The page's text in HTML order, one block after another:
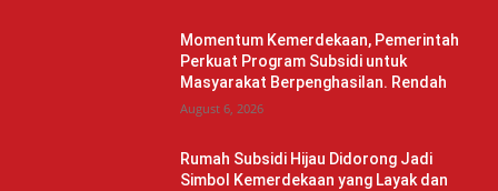
Momentum Kemerdekaan, Pemerintah
Perkuat Program Subsidi untuk
Masyarakat Berpenghasilan. Rendah
August 6, 2026
Rumah Subsidi Hijau Didorong Jadi
Simbol Kemerdekaan yang Layak dan